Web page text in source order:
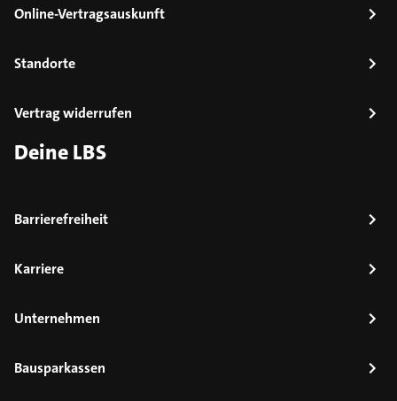
Online-Vertragsauskunft
Standorte
Vertrag widerrufen
Deine LBS
Barrierefreiheit
Karriere
Unternehmen
Bausparkassen